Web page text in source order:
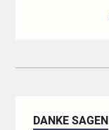
DANKE SAGEN